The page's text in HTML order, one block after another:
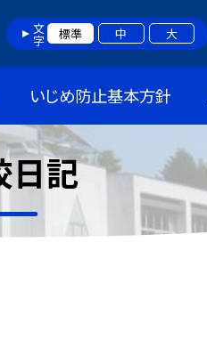
文字 標準 中 大
いじめ防止基本方針
日記